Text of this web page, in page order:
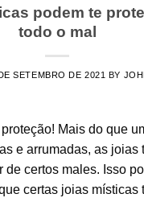
podem te
todo o mal
SETEMBRO DE 2021 BY
Mais do que
e arrumadas, as joias
de certos males. Isso
certas joias místicas